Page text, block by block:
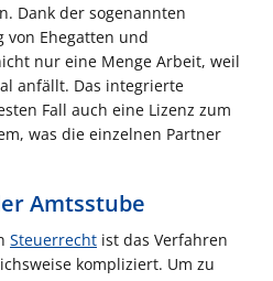
Dank der sogenannten
von Ehegatten und
nur eine Menge Arbeit, weil
anfällt. Das integrierte
Fall auch eine Lizenz zum
was die einzelnen Partner
Amtsstube
Steuerrecht ist das Verfahren
kompliziert. Um zu